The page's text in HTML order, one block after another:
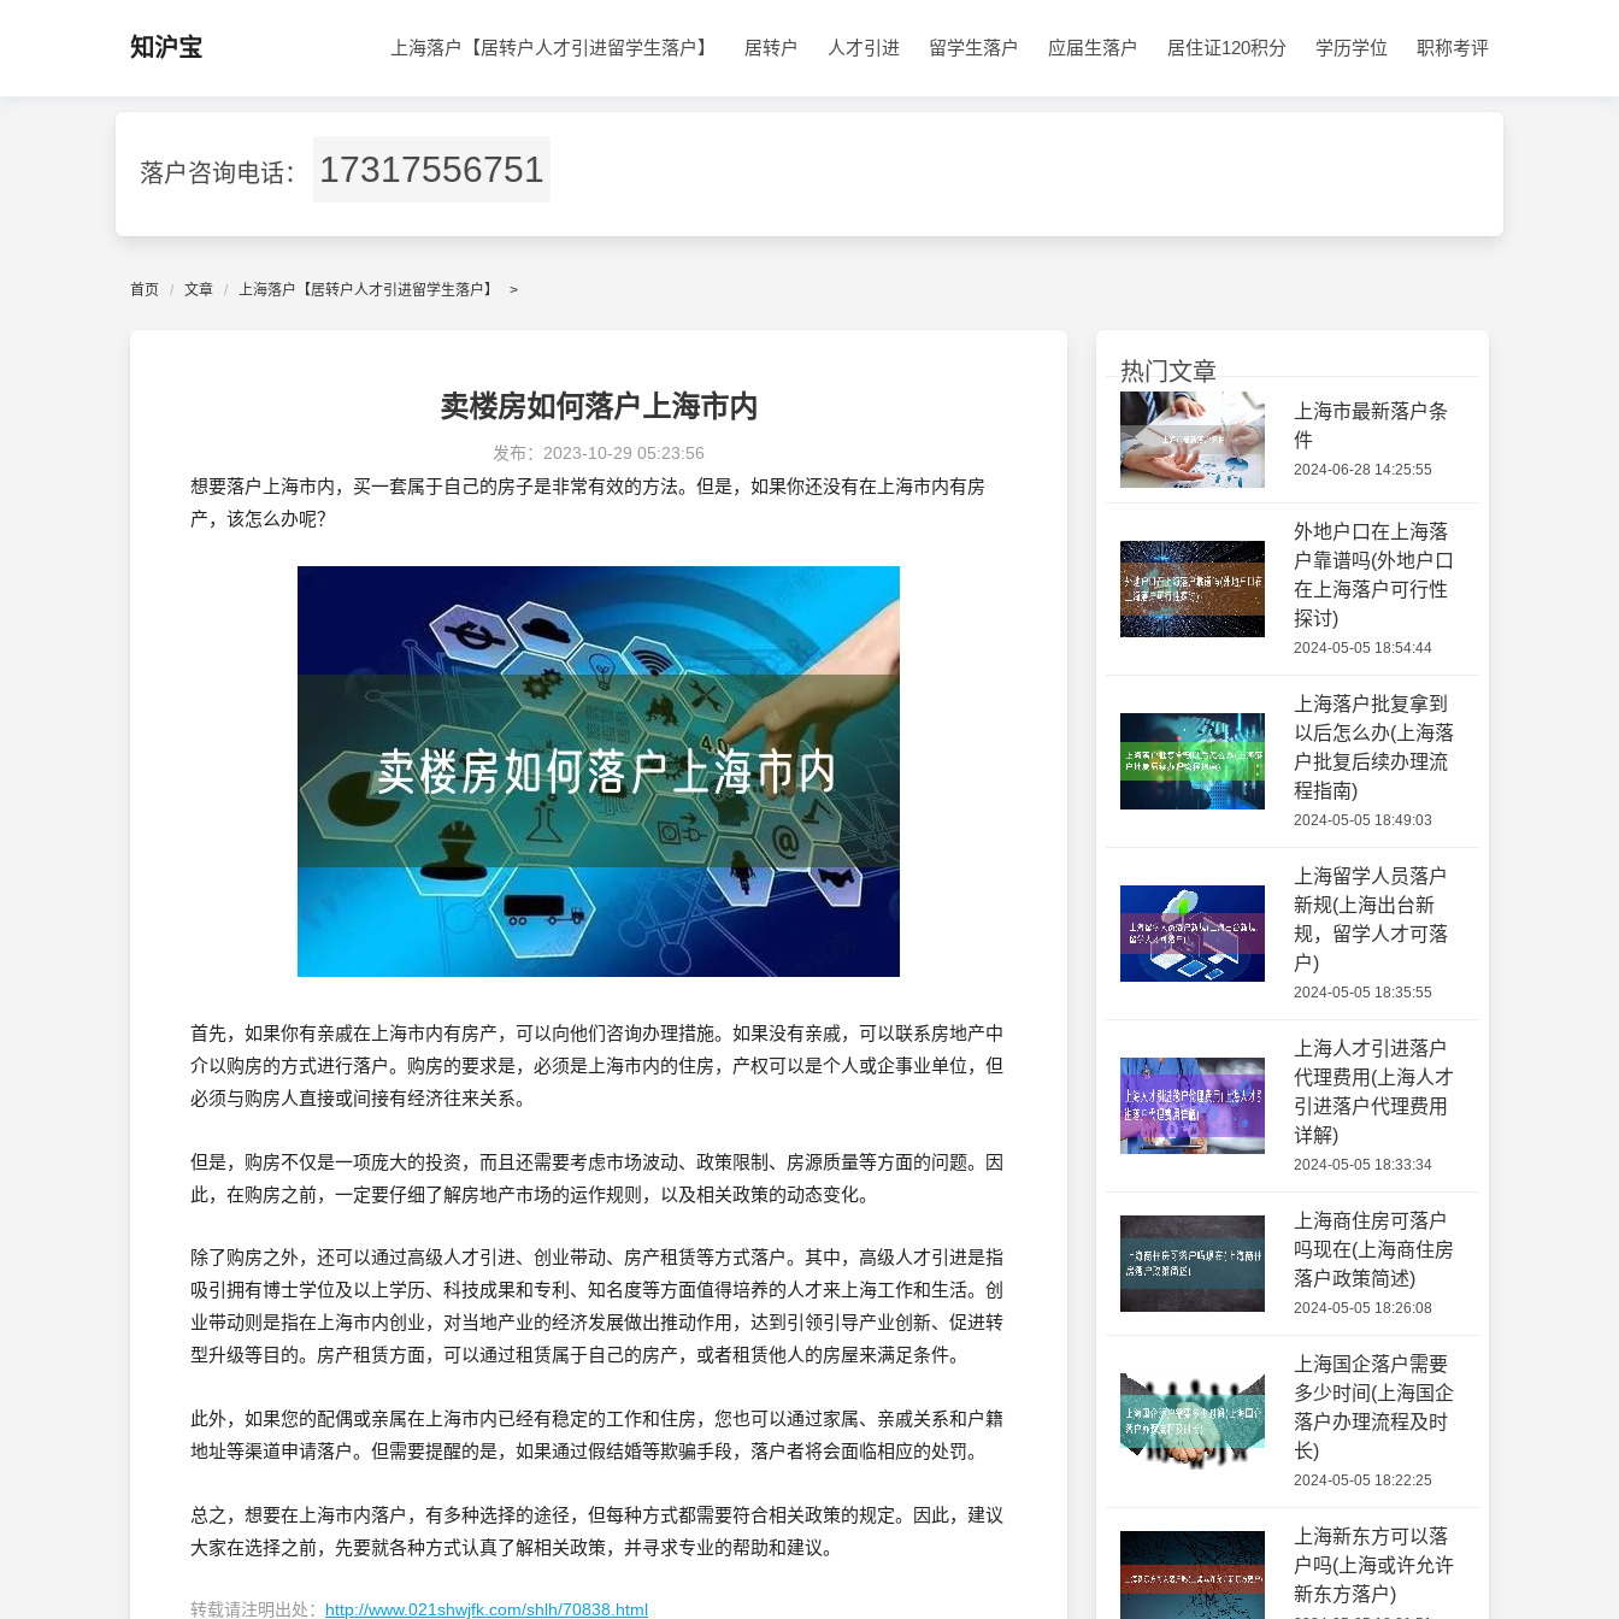
知沪宝 上海落户【居转户人才引进留学生落户】 居转户 人才引进 留学生落户 应届生落户 居住证120积分 学历学位 职称考评
落户咨询电话： 17317556751
首页 文章 上海落户【居转户人才引进留学生落户】 >
卖楼房如何落户上海市内
发布： 2023-10-29 05:23:56
想要落户上海市内，买一套属于自己的房子是非常有效的方法。但是，如果你还没有在上海市内有房
产，该怎么办呢？
首先，如果你有亲戚在上海市内有房产，可以向他们咨询办理措施。如果没有亲戚，可以联系房地产中
介以购房的方式进行落户。购房的要求是，必须是上海市内的住房，产权可以是个人或企事业单位，但
必须与购房人直接或间接有经济往来关系。
但是，购房不仅是一项庞大的投资，而且还需要考虑市场波动、政策限制、房源质量等方面的问题。因
此，在购房之前，一定要仔细了解房地产市场的运作规则，以及相关政策的动态变化。
除了购房之外，还可以通过高级人才引进、创业带动、房产租赁等方式落户。其中，高级人才引进是指
吸引拥有博士学位及以上学历、科技成果和专利、知名度等方面值得培养的人才来上海工作和生活。创
业带动则是指在上海市内创业，对当地产业的经济发展做出推动作用，达到引领引导产业创新、促进转
型升级等目的。房产租赁方面，可以通过租赁属于自己的房产，或者租赁他人的房屋来满足条件。
此外，如果您的配偶或亲属在上海市内已经有稳定的工作和住房，您也可以通过家属、亲戚关系和户籍
地址等渠道申请落户。但需要提醒的是，如果通过假结婚等欺骗手段，落户者将会面临相应的处罚。
总之，想要在上海市内落户，有多种选择的途径，但每种方式都需要符合相关政策的规定。因此，建议
大家在选择之前，先要就各种方式认真了解相关政策，并寻求专业的帮助和建议。
转载请注明出处： http://www.021shwjfk.com/shlh/70838.html
热门文章
上海市最新落户条
件
2024-06-28 14:25:55
外地户口在上海落
户靠谱吗(外地户口
在上海落户可行性
探讨)
2024-05-05 18:54:44
上海落户批复拿到
以后怎么办(上海落
户批复后续办理流
程指南)
2024-05-05 18:49:03
上海留学人员落户
新规(上海出台新
规，留学人才可落
户)
2024-05-05 18:35:55
上海人才引进落户
代理费用(上海人才
引进落户代理费用
详解)
2024-05-05 18:33:34
上海商住房可落户
吗现在(上海商住房
落户政策简述)
2024-05-05 18:26:08
上海国企落户需要
多少时间(上海国企
落户办理流程及时
长)
2024-05-05 18:22:25
上海新东方可以落
户吗(上海或许允许
新东方落户)